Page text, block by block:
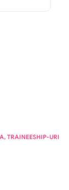
TRAINEESHIP-URI